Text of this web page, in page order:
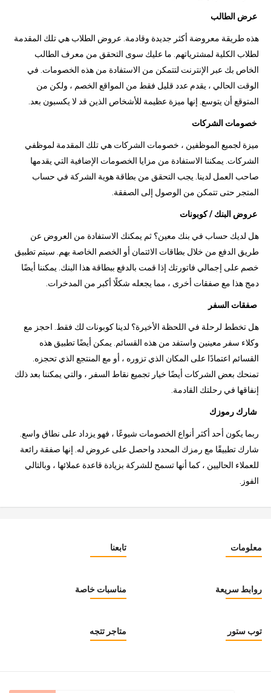
عرض الطالب
هذه طريقة معروضة أكثر جديدة وقادمة. عروض الطلاب هي تلك المقدمة
لطلاب الكلية لمشترياتهم. ما عليك سوى التحقق من معرف الطالب
الخاص بك عبر الإنترنت لتتمكن من الاستفادة من هذه الخصومات. في
الوقت الحالي ، يقدم عدد قليل فقط من المواقع الخصم ، ولكن من
المتوقع أن يتوسع. إنها ميزة عظيمة للأشخاص الذين قد لا يكسبون بعد.
خصومات الشركات
ميزة لجميع الموظفين ، خصومات الشركات هي تلك المقدمة لموظفي
الشركات. يمكننا الاستفادة من مزايا الخصومات الإضافية التي يقدمها
صاحب العمل لدينا. يجب التحقق من بطاقة هوية الشركة في حساب
المتجر حتى تتمكن من الوصول إلى الصفقة.
عروض البنك / كوبونات
هل لديك حساب في بنك معين؟ ثم يمكنك الاستفادة من العروض عن
طريق الدفع من خلال بطاقات الائتمان أو الخصم الخاصة بهم. سيتم تطبيق
خصم على إجمالي فاتورتك إذا قمت بالدفع ببطاقة هذا البنك. يمكننا أيضًا
دمج هذا مع صفقات أخرى ، مما يجعله شكلًا أكبر من المدخرات.
صفقات السفر
هل تخطط لرحلة في اللحظة الأخيرة؟ لدينا كوبونات لك فقط. احجز مع
وكلاء سفر معينين واستفد من هذه القسائم. يمكن أيضًا تطبيق هذه
القسائم اعتمادًا على المكان الذي تزوره ، أو مع المنتجع الذي تحجزه.
تمنحك بعض الشركات أيضًا خيار تجميع نقاط السفر ، والتي يمكننا بعد ذلك
إنفاقها في رحلتك القادمة.
شارك رموزك
ربما يكون أحد أكثر أنواع الخصومات شيوعًا ، فهو يزداد على نطاق واسع.
شارك تطبيقًا مع رمزك المحدد واحصل على عروض له. إنها صفقة رائعة
للعملاء الحاليين ، كما أنها تسمح للشركة بزيادة قاعدة عملائها ، وبالتالي
الفوز.
تابعنا معلومات
مناسبات خاصة روابط سريعة
متاجر تتجه توب ستور